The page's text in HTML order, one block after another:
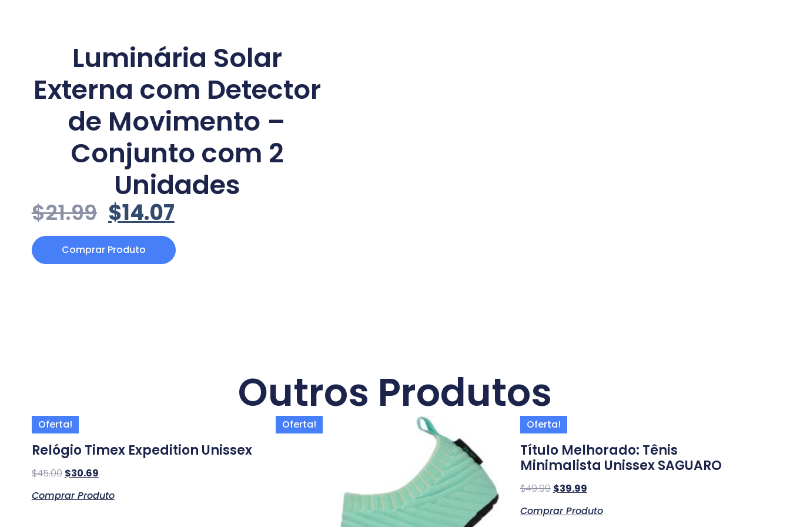
Luminária Solar
Externa com Detector
de Movimento –
Conjunto com 2
Unidades
$21.99 $14.07
Comprar Produto
Outros Produtos
Oferta!
Relógio Timex Expedition Unissex
$45.00 $30.69
Comprar Produto
Oferta! Oferta!
Título Melhorado: Tênis
Minimalista Unissex SAGUARO
$49.99 $39.99
Comprar Produto